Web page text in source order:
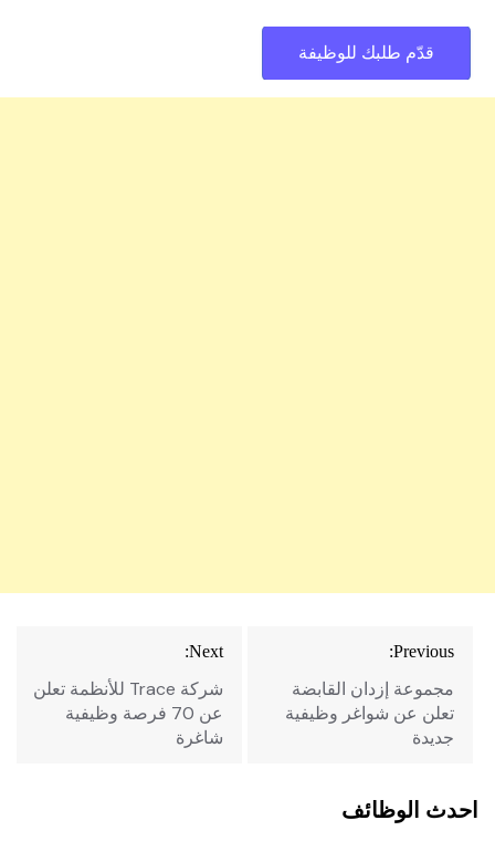
تصفّح
المقالات
Previous:
مجموعة إزدان القابضة
تعلن عن شواغر وظيفية
جديدة
Next:
شركة Trace للأنظمة تعلن
عن 70 فرصة وظيفية
شاغرة
احدث الوظائف